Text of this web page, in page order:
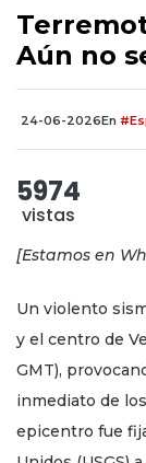
Aún no
24-06-2026En
5974
vistas
[Estamos en
Un violento
y el centro de
GMT),
inmediato de
epicentro fue